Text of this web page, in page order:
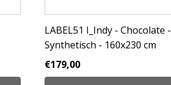
LABEL51 I_Indy - Chocolate -
Synthetisch - 160x230 cm
€179,00